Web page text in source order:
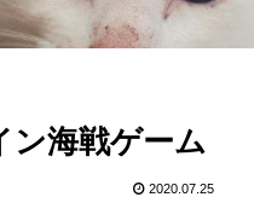
ン海戦ゲーム
2020.07.25